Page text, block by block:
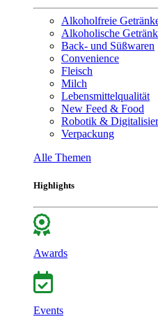
Alkoholfreie
Alkoholische
Back- und Süßwaren
Convenience
Fleisch
Milch
Lebensmittelqualität
New Feed & Food
Robotik &
Verpackung
Alle Themen
Highlights
Awards
Events